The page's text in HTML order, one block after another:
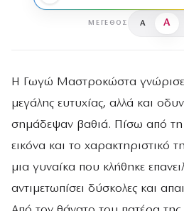
ΜΈΓΕΘΟΣ A A
Η Γωγώ Μαστροκώστα γνώρισε
μεγάλης ευτυχίας, αλλά και
σημάδεψαν βαθιά. Πίσω από
εικόνα και το χαρακτηριστικό
μια γυναίκα που κλήθηκε
αντιμετωπίσει δύσκολες και